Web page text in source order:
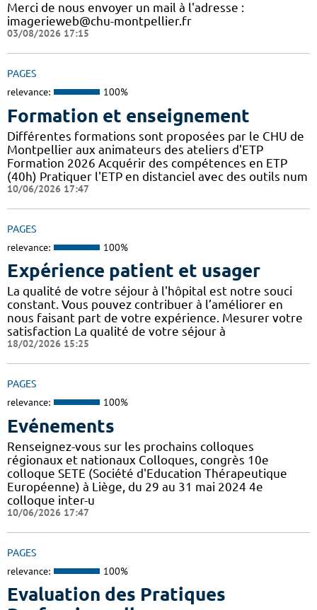
Merci de nous envoyer un mail à l'adresse :
imagerieweb@chu-montpellier.fr
03/08/2026 17:15
PAGES
relevance: 100%
Formation et enseignement
Différentes formations sont proposées par le CHU de
Montpellier aux animateurs des ateliers d'ETP
Formation 2026 Acquérir des compétences en ETP
(40h) Pratiquer l'ETP en distanciel avec des outils num
10/06/2026 17:47
PAGES
relevance: 100%
Expérience patient et usager
La qualité de votre séjour à l'hôpital est notre souci
constant. Vous pouvez contribuer à l’améliorer en
nous faisant part de votre expérience. Mesurer votre
satisfaction La qualité de votre séjour à
18/02/2026 15:25
PAGES
relevance: 100%
Evénements
Renseignez-vous sur les prochains colloques
régionaux et nationaux Colloques, congrès 10e
colloque SETE (Société d'Education Thérapeutique
Européenne) à Liège, du 29 au 31 mai 2024 4e
colloque inter-u
10/06/2026 17:47
PAGES
relevance: 100%
Evaluation des Pratiques